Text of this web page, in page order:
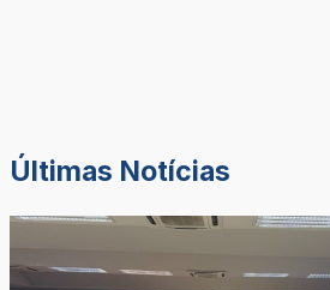
Últimas Notícias